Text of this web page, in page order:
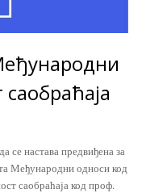
се настава предвиђена за
Међународни односи код
саобраћаја код проф.